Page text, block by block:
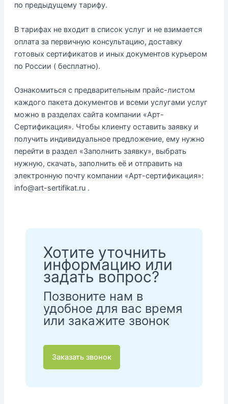
по предыдущему тарифу.
В тарифах не входит в список услуг и не взимается
оплата за первичную консультацию, доставку
готовых сертификатов и иных документов курьером
по России ( бесплатно).
Ознакомиться с предварительным прайс-листом
каждого пакета документов и всеми услугами услуг
можно в разделах сайта компании «Арт-
Сертификация». Чтобы клиенту оставить заявку и
получить индивидуальное предложение, ему нужно
перейти в раздел «Заполнить заявку», выбрать
нужную, скачать, заполнить её и отправить на
электронную почту компании «Арт-сертификация»:
info@art-sertifikat.ru .
Хотите уточнить
информацию или
задать вопрос?
Позвоните нам в
удобное для вас время
или закажите звонок
Заказать звонок